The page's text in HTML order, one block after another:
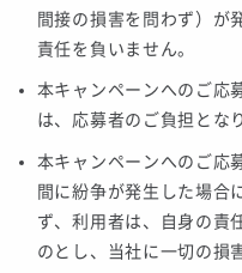
間接の損害を問わず）が
責任を負いません。
本キャンペーンへのご応
は、応募者のご負担とな
本キャンペーンへのご応
間に紛争が発生した場合
ず、利用者は、自身の責
のとし、当社に一切の損